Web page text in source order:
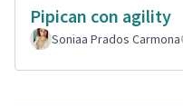
Pipican con agility
Soniaa Prados Carmona